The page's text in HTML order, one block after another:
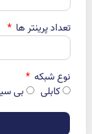
تعداد پرینتر ها
نوع شبکه
کابلی
بی